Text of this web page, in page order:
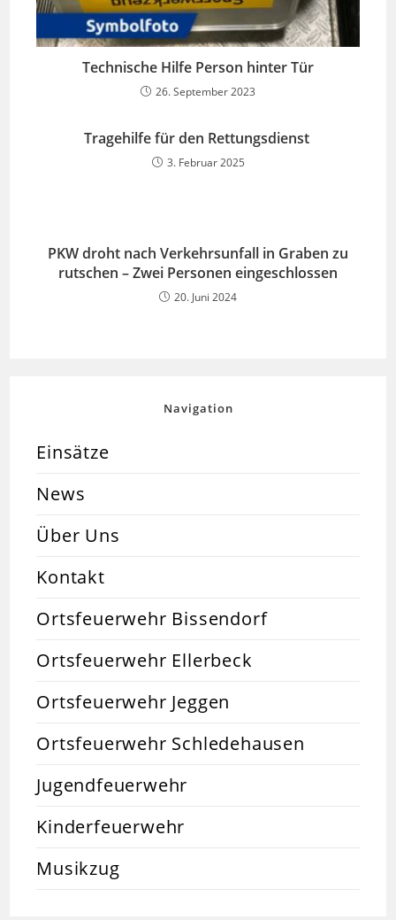
Technische Hilfe Person hinter Tür
26. September 2023
Tragehilfe für den Rettungsdienst
3. Februar 2025
PKW droht nach Verkehrsunfall in Graben zu
rutschen – Zwei Personen eingeschlossen
20. Juni 2024
Navigation
Einsätze
News
Über Uns
Kontakt
Ortsfeuerwehr Bissendorf
Ortsfeuerwehr Ellerbeck
Ortsfeuerwehr Jeggen
Ortsfeuerwehr Schledehausen
Jugendfeuerwehr
Kinderfeuerwehr
Musikzug